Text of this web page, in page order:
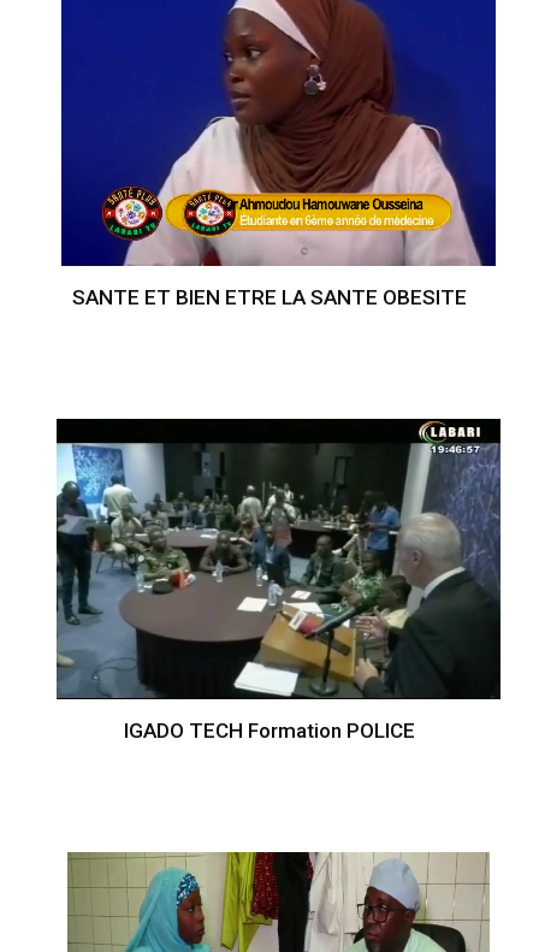
SANTE ET BIEN ETRE LA SANTE OBESITE
IGADO TECH Formation POLICE